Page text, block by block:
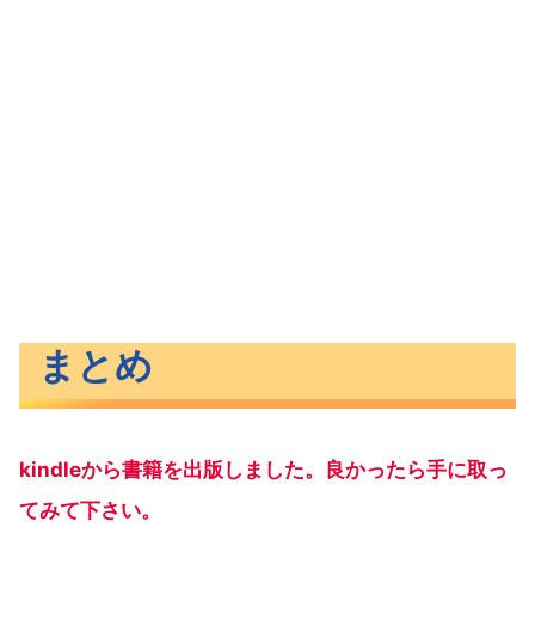
まとめ
kindleから書籍を出版しました。良かったら手に取っ
てみて下さい。